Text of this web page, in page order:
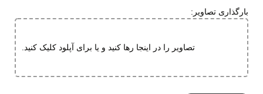
S1265M
کاهش فشارهای وارده
تخصصی
بارگذاری تصاویر:
تصاویر را در اینجا رها کنید و یا برای آپلود کلیک کنید.